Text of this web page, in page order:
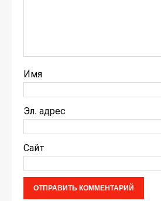
Имя
Эл. адрес
Сайт